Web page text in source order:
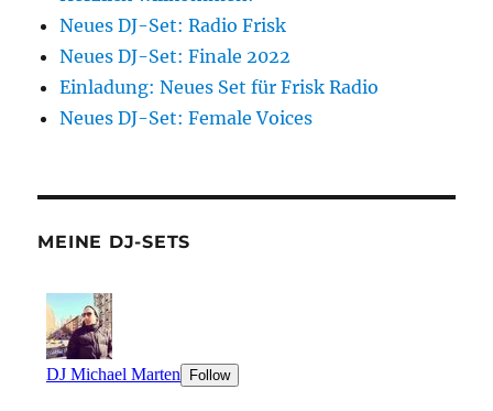
Neues DJ-Set: Radio Frisk
Neues DJ-Set: Finale 2022
Einladung: Neues Set für Frisk Radio
Neues DJ-Set: Female Voices
MEINE DJ-SETS